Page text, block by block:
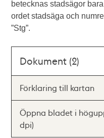
betecknas stadsägor
ordet stadsäga och
”Stg”.
Dokument (2)
Förklaring till kartan
Öppna bladet i
dpi)